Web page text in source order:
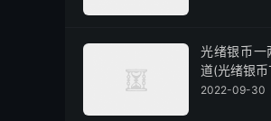
光绪银币一
道(光绪银
2022-09-30